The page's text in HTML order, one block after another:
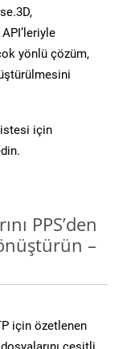
yönlü çözüm,
için
PPS’den
–
için özetlenen